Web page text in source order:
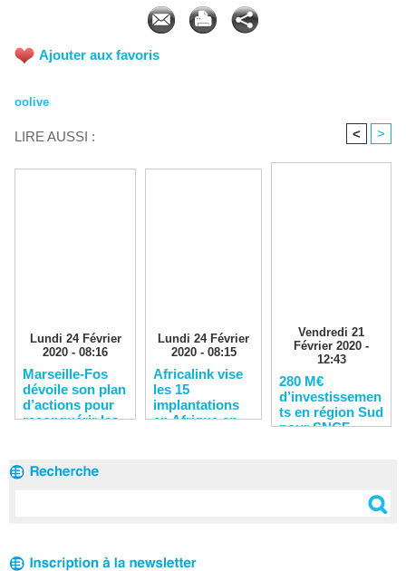
Ajouter aux favoris
oolive
LIRE AUSSI : < >
Lundi 24 Février
2020 - 08:16
Marseille-Fos
dévoile son plan
d’actions pour
reconquérir les
Lundi 24 Février
2020 - 08:15
Africalink vise
les 15
implantations
en Afrique en
Vendredi 21
Février 2020 -
12:43
280 M€
d’investissemen
ts en région Sud
pour SNCF